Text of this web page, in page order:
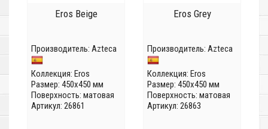
Eros Beige
Производитель: Azteca
Коллекция: Eros
Размер: 450x450 мм
Поверхность: матовая
Артикул: 26861
Eros Grey
Производитель: Azteca
Коллекция: Eros
Размер: 450x450 мм
Поверхность: матовая
Артикул: 26863